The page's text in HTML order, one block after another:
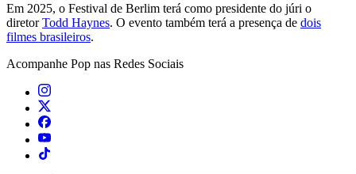
Em 2025, o Festival de Berlim terá como presidente do júri o
diretorTodd Haynes. O evento também terá a presença de dois
filmes brasileiros.
Acompanhe Pop nas Redes Sociais